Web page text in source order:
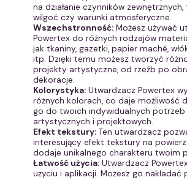
na działanie czynników zewnętrznych,
wilgoć czy warunki atmosferyczne.
Wszechstronność:Możesz używać
Powertex do różnych rodzajów
jak tkaniny, gazetki, papier maché,
itp. Dzięki temu możesz tworzyć
projekty artystyczne, od rzeźb po
dekoracje.
Kolorystyka:Utwardzacz Powertex
różnych kolorach, co daje możliwość
go do twoich indywidualnych potrzeb
artystycznych i projektowych.
Efekt tekstury:Ten utwardzacz
interesujący efekt tekstury na
dodaje unikalnego charakteru twoim
Łatwość użycia:Utwardzacz
użyciu i aplikacji. Możesz go nakładać